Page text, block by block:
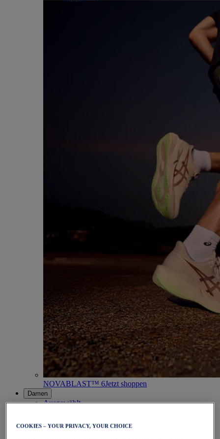
NOVABLAST™ 6Jetzt shoppen
Damen
Ausgewählt
PLATINUM Collection
COOKIES – YOUR PRIVACY, YOUR CHOICE